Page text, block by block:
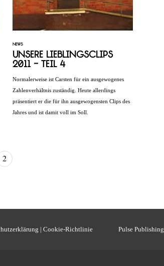
NEWS
Unsere Lieblingsclips
2011 - Teil 4
Normalerweise ist Carsten für ein ausgewogenes
Zahlenverhältnis zuständig. Heute allerdings
präsentiert er die für ihn ausgewogensten Clips des
Jahres und ist damit voll im Soll.
2
| Cookie-Richtlinie Pulse Publishing